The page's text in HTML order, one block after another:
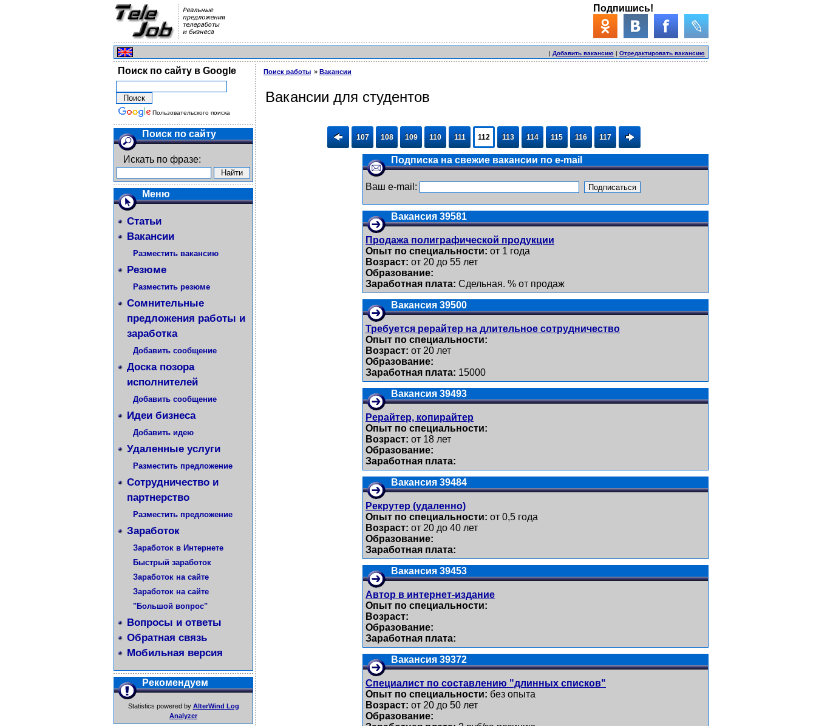
Подпишись!
| Добавить вакансию | Отредактировать вакансию
Поиск по сайту в Google
Пользовательского поиска
Поиск по сайту
Искать по фразе:
Меню
Статьи
Вакансии
Разместить вакансию
Резюме
Разместить резюме
Сомнительные
предложения работы и
заработка
Добавить сообщение
Доска позора
исполнителей
Добавить сообщение
Идеи бизнеса
Добавить идею
Удаленные услуги
Разместить предложение
Сотрудничество и
партнерство
Разместить предложение
Заработок
Заработок в Интернете
Быстрый заработок
Заработок на сайте
Заработок на сайте
"Большой вопрос"
Вопросы и ответы
Обратная связь
Мобильная версия
Рекомендуем
Statistics powered by AlterWind Log
Analyzer
Поиск работы Вакансии
Вакансии для студентов
107 108 109 110 111 112 113 114 115 116 117
Подписка на свежие вакансии по e-mail
Ваш e-mail:
Вакансия 39581
Продажа полиграфической продукции
Опыт по специальности: от 1 года
Возраст: от 20 до 55 лет
Образование:
Заработная плата: Сдельная. % от продаж
Вакансия 39500
Требуется рерайтер на длительное сотрудничество
Опыт по специальности:
Возраст: от 20 лет
Образование:
Заработная плата: 15000
Вакансия 39493
Рерайтер, копирайтер
Опыт по специальности:
Возраст: от 18 лет
Образование:
Заработная плата:
Вакансия 39484
Рекрутер (удаленно)
Опыт по специальности: от 0,5 года
Возраст: от 20 до 40 лет
Образование:
Заработная плата:
Вакансия 39453
Автор в интернет-издание
Опыт по специальности:
Возраст:
Образование:
Заработная плата:
Вакансия 39372
Специалист по составлению "длинных списков"
Опыт по специальности: без опыта
Возраст: от 20 до 50 лет
Образование: